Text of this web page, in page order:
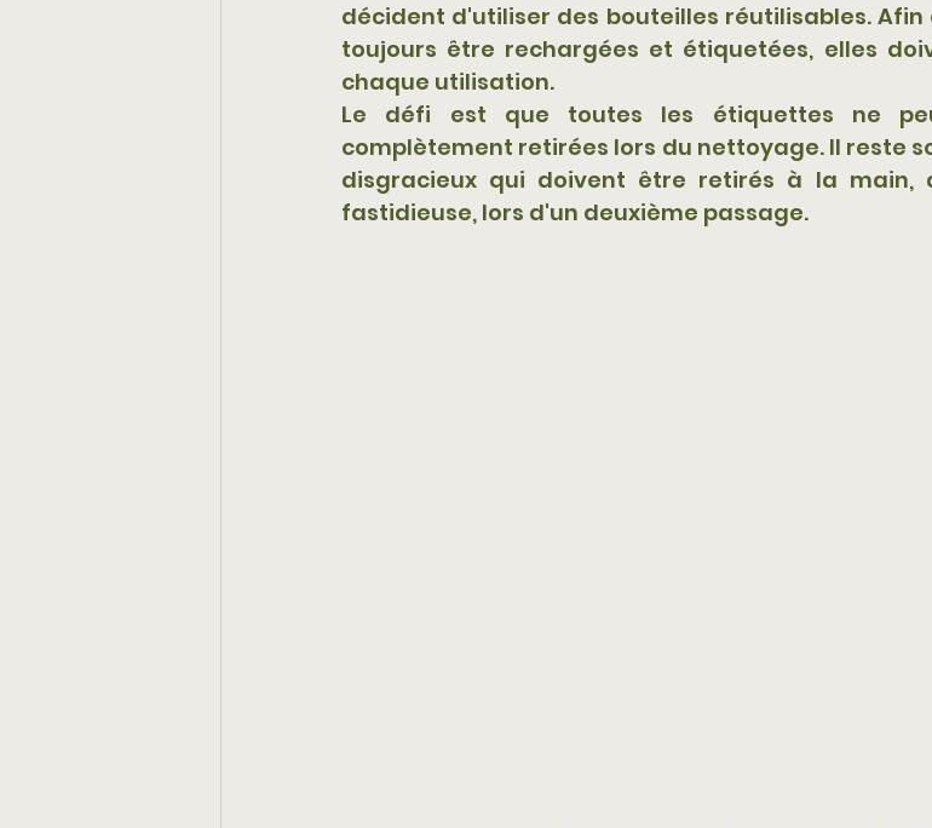
décident d'utiliser des bouteilles réutilisables.
toujours être rechargées et étiquetées, elles
chaque utilisation.
Le défi est que toutes les étiquettes ne
complètement retirées lors du nettoyage. Il reste
disgracieux qui doivent être retirés à la main,
fastidieuse, lors d'un deuxième passage.